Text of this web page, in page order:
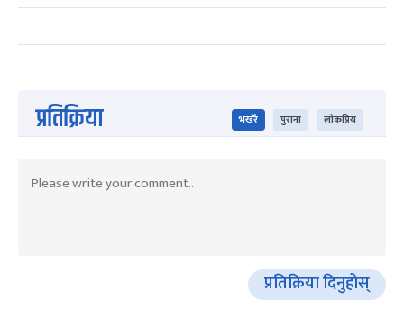
प्रतिक्रिया भर्खरै पुराना लोकप्रिय
प्रतिक्रिया दिनुहोस्